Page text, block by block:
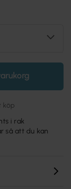
köp
i rak
så att du kan